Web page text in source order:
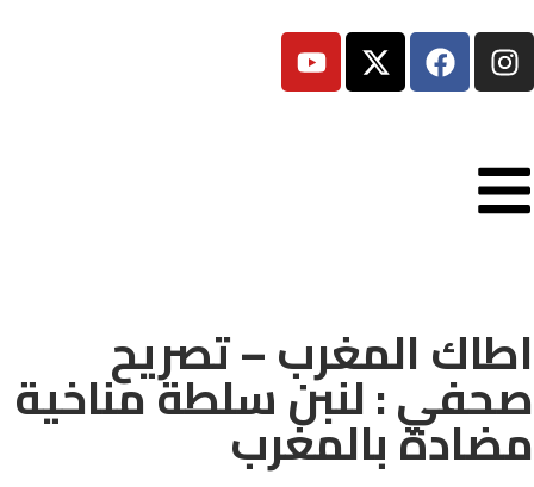
اطاك المغرب – تصريح
صحفي : لنبن سلطة مناخية
مضادة بالمغرب